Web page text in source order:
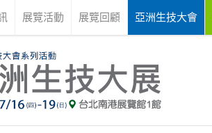
展覽活動 展覽回顧 亞洲生技大會